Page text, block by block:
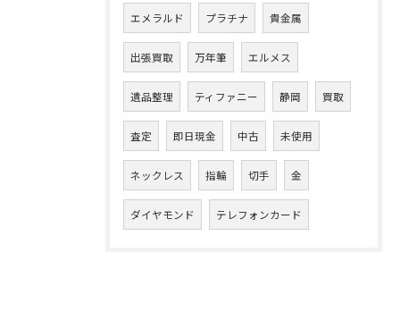
エメラルド プラチナ 貴金属
出張買取 万年筆 エルメス
遺品整理 ティファニー 静岡 買取
査定 即日現金 中古 未使用
ネックレス 指輪 切手 金
ダイヤモンド テレフォンカード